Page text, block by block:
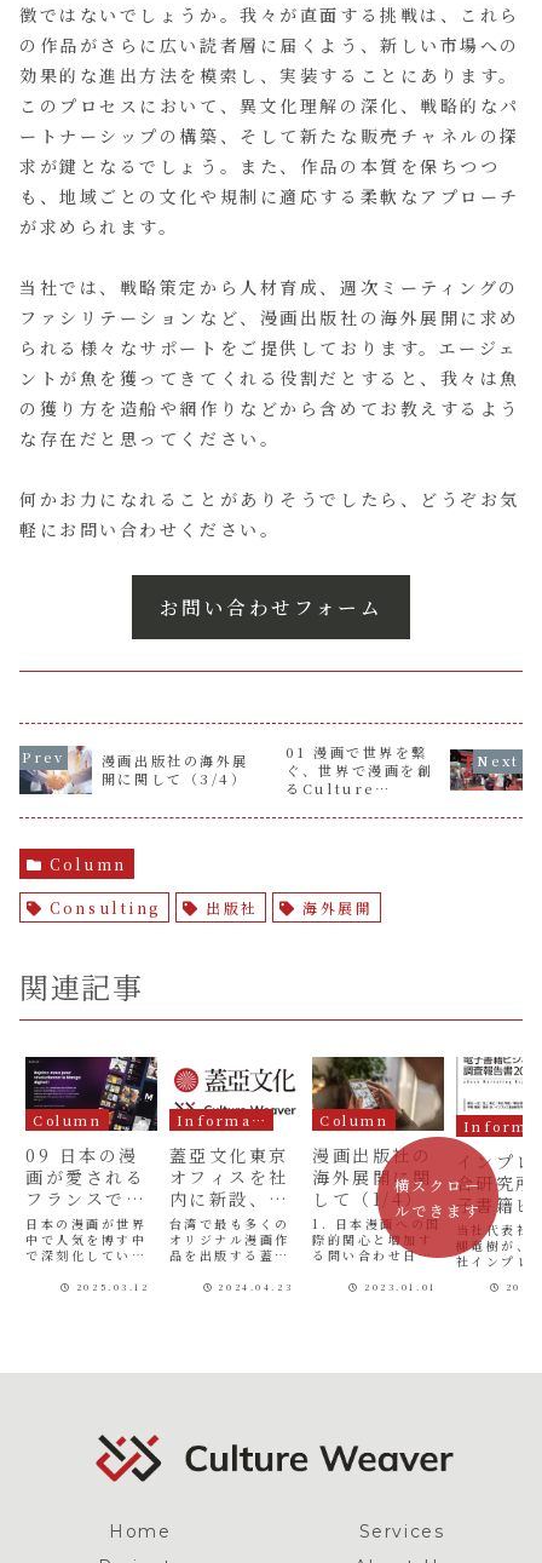
徴ではないでしょうか。我々が直面する挑戦は、これら
の作品がさらに広い読者層に届くよう、新しい市場への
効果的な進出方法を模索し、実装することにあります。
このプロセスにおいて、異文化理解の深化、戦略的なパ
ートナーシップの構築、そして新たな販売チャネルの探
求が鍵となるでしょう。また、作品の本質を保ちつつ
も、地域ごとの文化や規制に適応する柔軟なアプローチ
が求められます。
当社では、戦略策定から人材育成、週次ミーティングの
ファシリテーションなど、漫画出版社の海外展開に求め
られる様々なサポートをご提供しております。エージェ
ントが魚を獲ってきてくれる役割だとすると、我々は魚
の獲り方を造船や網作りなどから含めてお教えするよう
な存在だと思ってください。
何かお力になれることがありそうでしたら、どうぞお気
軽にお問い合わせください。
お問い合わせフォーム
漫画出版社の海外展
開に関して（3/4）
01 漫画で世界を繋
ぐ、世界で漫画を創
るCulture
Column
Consulting 出版社 海外展開
関連記事
Column
09 日本の漫
画が愛される
フランスで生
まれた新しい
プラットフォ
ームの可能性
日本の漫画が世界
中で人気を博す中
で深刻化している
訳された海賊版コ
本コンテンツの海
賊版の被害...
2025.03.12
Information
蓋亞文化東京
オフィスを社
内に新設、台
湾と日本の漫
画産業を結ぶ
新たな一歩と
して
台湾で最も多くの
オリジナル漫画作
品を出版する蓋亞
下：蓋亞文化）と
の代表は、当社
代...
2024.04.23
Column
漫画出版社の
海外展開に関
して（1/4）
1. 日本漫画への国
際的関心と増加す
る問い合わせ日本
い間、国境を越
くても、海外の読
者...
2023.01.01
インプ
合研究所
子書籍ビ
ス調査報
2025』
執筆
当社代表社
柳竜樹が、
社インプレ
所が発行す
7月24日発
横スクロー
ルできます
Home
Services